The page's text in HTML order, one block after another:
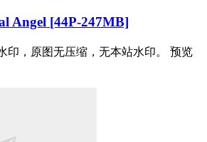
Angel [44P-247MB]
印，原图无压缩，无本站水印。 预览